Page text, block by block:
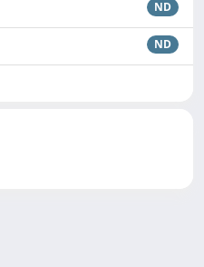
ND
ND